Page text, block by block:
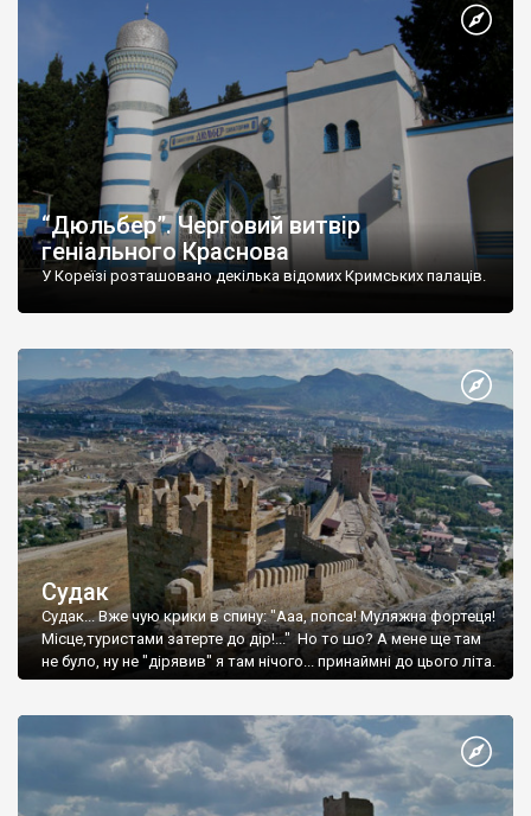
“Дюльбер”. Черговий витвір
геніального Краснова
У Кореїзі розташовано декілька відомих Кримських палаців.
Судак
Судак... Вже чую крики в спину: "Ааа, попса! Муляжна фортеця!
Місце,туристами затерте до дір!..." Но то шо? А мене ще там
не було, ну не "дірявив" я там нічого... принаймні до цього літа.